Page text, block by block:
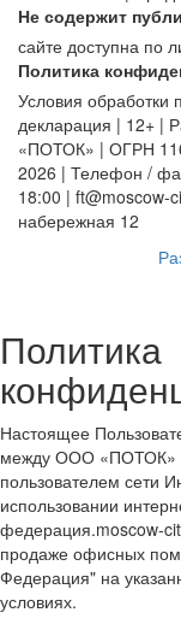
Не содержит
сайте доступна по
Политика
Условия обработки
декларация | 12+ |
«ПОТОК» | ОГРН
2026 | Телефон /
18:00 | ft@moscow-
набережная 12
Политика
Настоящее
между ООО «ПОТОК»
пользователем сети
использовании
федерация.moscow-
продаже офисных
Федерация" на
условиях.